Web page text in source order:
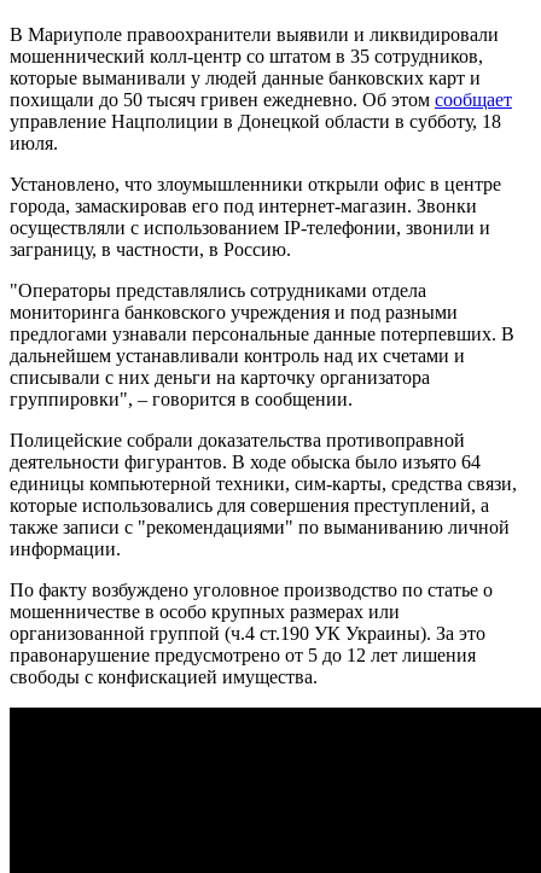
В Мариуполе правоохранители выявили и ликвидировали
мошеннический колл-центр со штатом в 35 сотрудников,
которые выманивали у людей данные банковских карт и
похищали до 50 тысяч гривен ежедневно. Об этом сообщает
управление Нацполиции в Донецкой области в субботу, 18
июля.
Установлено, что злоумышленники открыли офис в центре
города, замаскировав его под интернет-магазин. Звонки
осуществляли с использованием IP-телефонии, звонили и
заграницу, в частности, в Россию.
"Операторы представлялись сотрудниками отдела
мониторинга банковского учреждения и под разными
предлогами узнавали персональные данные потерпевших. В
дальнейшем устанавливали контроль над их счетами и
списывали с них деньги на карточку организатора
группировки", – говорится в сообщении.
Полицейские собрали доказательства противоправной
деятельности фигурантов. В ходе обыска было изъято 64
единицы компьютерной техники, сим-карты, средства связи,
которые использовались для совершения преступлений, а
также записи с "рекомендациями" по выманиванию личной
информации.
По факту возбуждено уголовное производство по статье о
мошенничестве в особо крупных размерах или
организованной группой (ч.4 ст.190 УК Украины). За это
правонарушение предусмотрено от 5 до 12 лет лишения
свободы с конфискацией имущества.